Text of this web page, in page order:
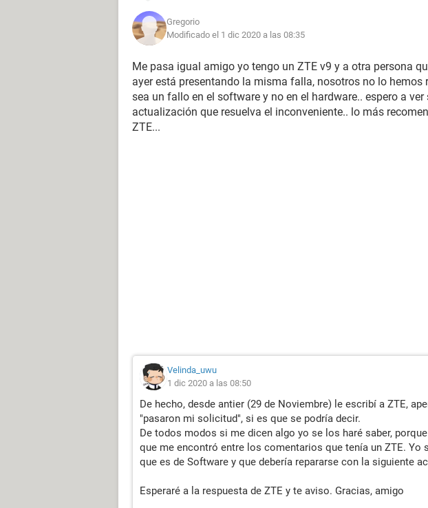
Gregorio
Modificado el 1 dic 2020 a las 08:35
Me pasa igual amigo yo tengo un ZTE v9 y a otra persona
ayer está presentando la misma falla, nosotros no lo hemos
sea un fallo en el software y no en el hardware.. espero a
actualización que resuelva el inconveniente.. lo más
ZTE...
Velinda_uwu
1 dic 2020 a las 08:50
De hecho, desde antier (29 de Noviembre) le escribí a ZTE,
"pasaron mi solicitud", si es que se podría decir.
De todos modos si me dicen algo yo se los haré saber,
que me encontró entre los comentarios que tenía un ZTE. Yo
que es de Software y que debería repararse con la siguiente
Esperaré a la respuesta de ZTE y te aviso. Gracias, amigo